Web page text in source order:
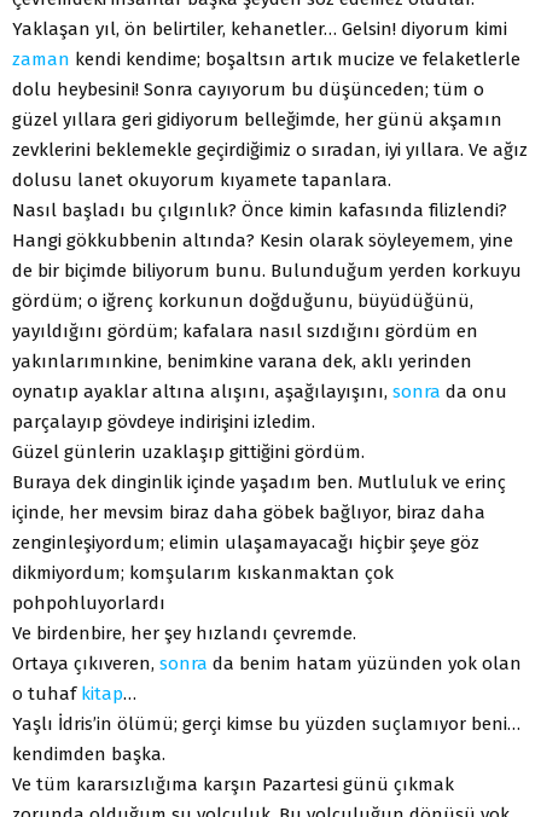
Yaklaşan yıl, ön belirtiler, kehanetler… Gelsin! diyorum kimi
zaman kendi kendime; boşaltsın artık mucize ve felaketlerle
dolu heybesini! Sonra cayıyorum bu düşünceden; tüm o
güzel yıllara geri gidiyorum belleğimde, her günü akşamın
zevklerini beklemekle geçirdiğimiz o sıradan, iyi yıllara. Ve ağız
dolusu lanet okuyorum kıyamete tapanlara.
Nasıl başladı bu çılgınlık? Önce kimin kafasında filizlendi?
Hangi gökkubbenin altında? Kesin olarak söyleyemem, yine
de bir biçimde biliyorum bunu. Bulunduğum yerden korkuyu
gördüm; o iğrenç korkunun doğduğunu, büyüdüğünü,
yayıldığını gördüm; kafalara nasıl sızdığını gördüm en
yakınlarımınkine, benimkine varana dek, aklı yerinden
oynatıp ayaklar altına alışını, aşağılayışını, sonra da onu
parçalayıp gövdeye indirişini izledim.
Güzel günlerin uzaklaşıp gittiğini gördüm.
Buraya dek dinginlik içinde yaşadım ben. Mutluluk ve erinç
içinde, her mevsim biraz daha göbek bağlıyor, biraz daha
zenginleşiyordum; elimin ulaşamayacağı hiçbir şeye göz
dikmiyordum; komşularım kıskanmaktan çok
pohpohluyorlardı
Ve birdenbire, her şey hızlandı çevremde.
Ortaya çıkıveren, sonra da benim hatam yüzünden yok olan
o tuhaf kitap…
Yaşlı İdris’in ölümü; gerçi kimse bu yüzden suçlamıyor beni…
kendimden başka.
Ve tüm kararsızlığıma karşın Pazartesi günü çıkmak